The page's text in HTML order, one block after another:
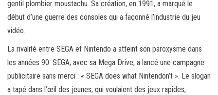
gentil plombier moustachu. Sa création, en 1991, a marqué le
début d’une guerre des consoles qui a façonné l’industrie du jeu
vidéo.
La rivalité entre SEGA et Nintendo a atteint son paroxysme dans
les années 90. SEGA, avec sa Mega Drive, a lancé une campagne
publicitaire sans merci : « SEGA does what Nintendon’t ». Le slogan
a tapé dans l’œil des jeunes, qui voulaient des jeux rapides,